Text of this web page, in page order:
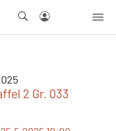
2 Gr. 033